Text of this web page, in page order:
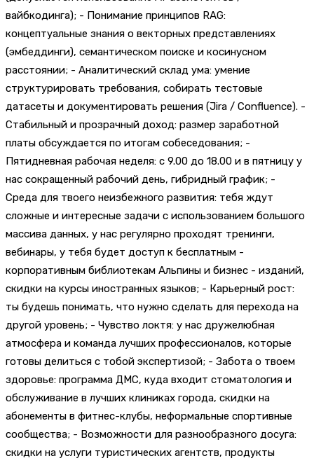
вайбкодинга); - Понимание принципов RAG:
концептуальные знания о векторных представлениях
(эмбеддинги), семантическом поиске и косинусном
расстоянии; - Аналитический склад ума: умение
структурировать требования, собирать тестовые
датасеты и документировать решения (Jira / Confluence). -
Стабильный и прозрачный доход: размер заработной
платы обсуждается по итогам собеседования; -
Пятидневная рабочая неделя: с 9.00 до 18.00 и в пятницу у
нас сокращенный рабочий день, гибридный график; -
Среда для твоего неизбежного развития: тебя ждут
сложные и интересные задачи с использованием большого
массива данных, у нас регулярно проходят тренинги,
вебинары, у тебя будет доступ к бесплатным -
корпоративным библиотекам Альпины и бизнес - изданий,
скидки на курсы иностранных языков; - Карьерный рост:
ты будешь понимать, что нужно сделать для перехода на
другой уровень; - Чувство локтя: у нас дружелюбная
атмосфера и команда лучших профессионалов, которые
готовы делиться с тобой экспертизой; - Забота о твоем
здоровье: программа ДМС, куда входит стоматология и
обслуживание в лучших клиниках города, скидки на
абонементы в фитнес-клубы, неформальные спортивные
сообщества; - Возможности для разнообразного досуга:
скидки на услуги туристических агентств, продукты